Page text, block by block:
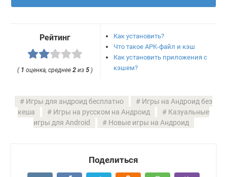
Рейтинг
( 1 оценка, среднее2 из5 )
Как установить?
Что такое APK-файл и кэш
Как установить приложения с
кэшем?
Игры для андроид бесплатно
Игры на Андроид без
кеша
Игры на русском на Андроид
Казуальные
игры для Android
Новые игры на Андроид
Поделиться